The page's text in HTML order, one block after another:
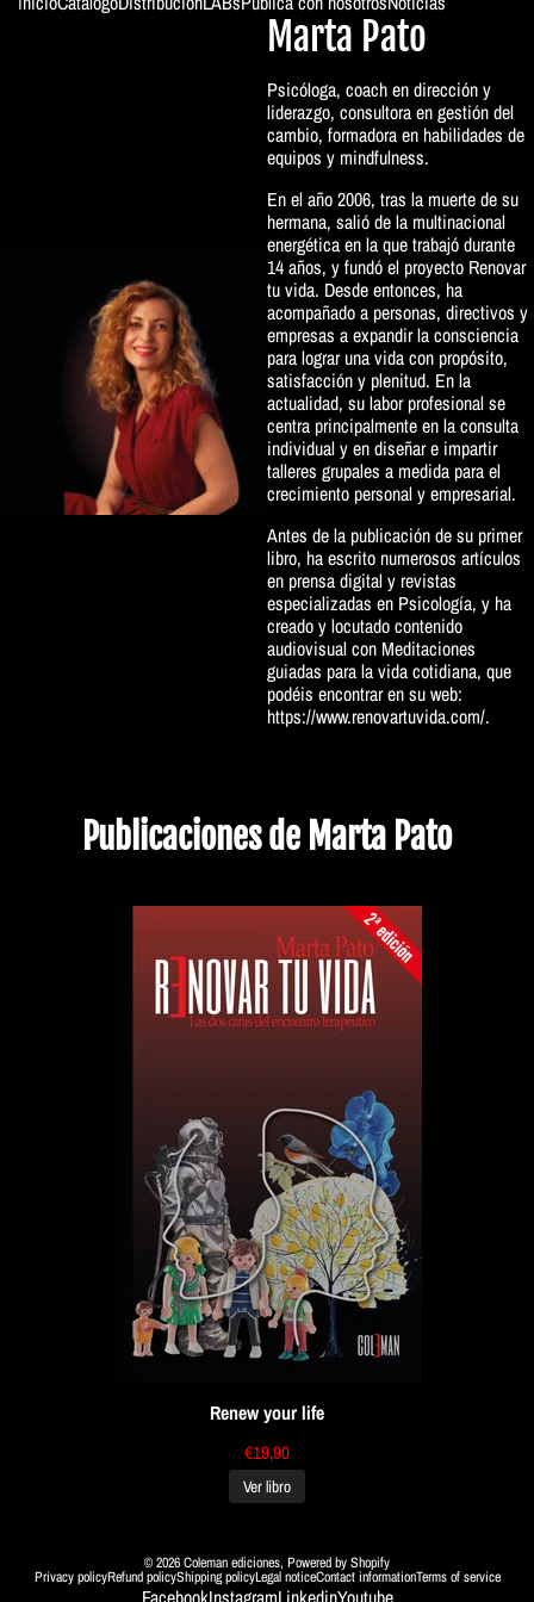
Marta Pato
Psicóloga, coach en dirección y
liderazgo, consultora en gestión del
cambio, formadora en habilidades de
equipos y mindfulness.
En el año 2006, tras la muerte de su
hermana, salió de la multinacional
energética en la que trabajó durante
14 años, y fundó el proyecto Renovar
tu vida. Desde entonces, ha
acompañado a personas, directivos y
empresas a expandir la consciencia
para lograr una vida con propósito,
satisfacción y plenitud. En la
actualidad, su labor profesional se
centra principalmente en la consulta
individual y en diseñar e impartir
talleres grupales a medida para el
crecimiento personal y empresarial.
Antes de la publicación de su primer
libro, ha escrito numerosos artículos
en prensa digital y revistas
especializadas en Psicología, y ha
creado y locutado contenido
audiovisual con Meditaciones
guiadas para la vida cotidiana, que
podéis encontrar en su web:
https://www.renovartuvida.com/.
Publicaciones de Marta Pato
Renew your life
€19,90
Ver libro
© 2026Coleman ediciones, Powered by Shopify
Privacy policyRefund policyShipping policyLegal noticeContact informationTerms of service